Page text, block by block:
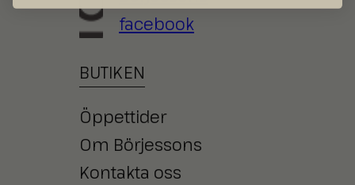
BUTIKEN
Öppettider
Om Börjessons
Kontakta oss